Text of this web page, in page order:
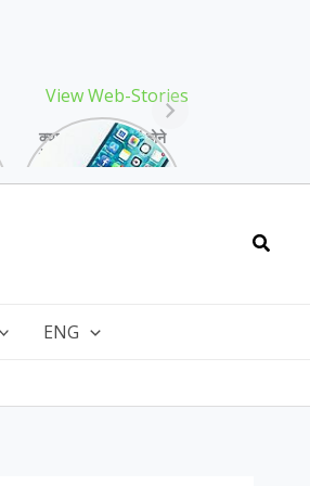
View Web-Stories
क्या storage full होने
के बाद मोबाइल हो रहा है
ENG